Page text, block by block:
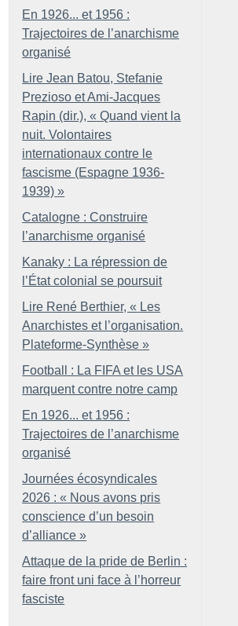
En 1926... et 1956 :
Trajectoires de l’anarchisme
organisé
Lire Jean Batou, Stefanie
Prezioso et Ami-Jacques
Rapin (dir.), « Quand vient la
nuit. Volontaires
internationaux contre le
fascisme (Espagne 1936-
1939) »
Catalogne : Construire
l’anarchisme organisé
Kanaky : La répression de
l’État colonial se poursuit
Lire René Berthier, « Les
Anarchistes et l’organisation.
Plateforme-Synthèse »
Football : La FIFA et les USA
marquent contre notre camp
En 1926... et 1956 :
Trajectoires de l’anarchisme
organisé
Journées écosyndicales
2026 : « Nous avons pris
conscience d’un besoin
d’alliance »
Attaque de la pride de Berlin :
faire front uni face à l’horreur
fasciste